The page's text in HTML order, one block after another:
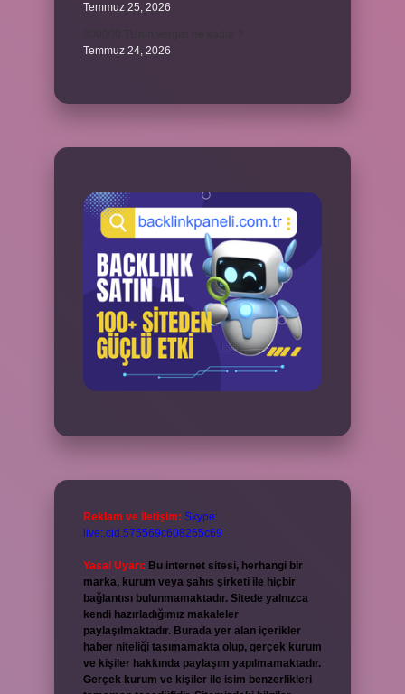
Temmuz 25, 2026
Temmuz 24, 2026
Reklam ve İletişim: Skype:
live:.cid.575569c608265c69
Yasal Uyarı: Bu internet sitesi, herhangi bir
marka, kurum veya şahıs şirketi ile hiçbir
bağlantısı bulunmamaktadır. Sitede yalnızca
kendi hazırladığımız makaleler
paylaşılmaktadır. Burada yer alan içerikler
haber niteliği taşımamakta olup, gerçek kurum
ve kişiler hakkında paylaşım yapılmamaktadır.
Gerçek kurum ve kişiler ile isim benzerlikleri